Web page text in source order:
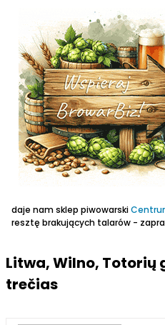
daje nam sklep piwowarski
resztę brakujących talarów -
Litwa, Wilno, Totorių
trečias